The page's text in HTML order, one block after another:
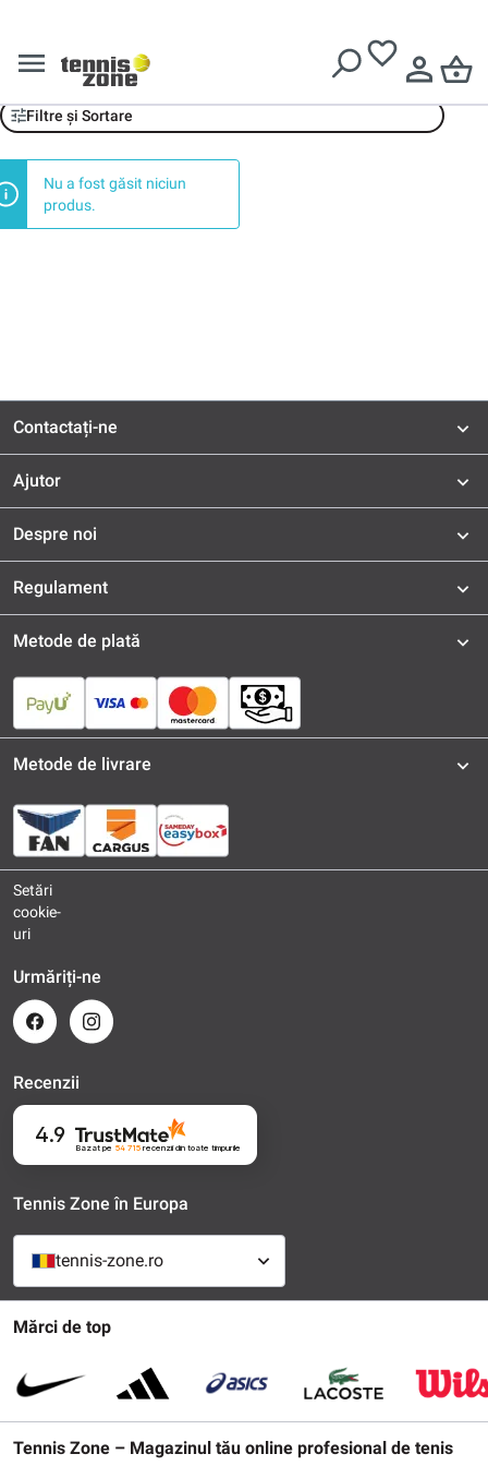
Obuwie
Filtre și Sortare
Nu a fost găsit niciun
produs.
Contactați-ne
Ajutor
Despre noi
Regulament
Mărci de top
Tennis Zone – Magazinul tău online profesional de tenis
Metode de plată
Metode de livrare
Setări
cookie-
uri
Urmăriți-ne
Recenzii
4.9
Bazat pe 54 715recenziidin toate timpurile
Tennis Zone în Europa
tennis-zone.ro